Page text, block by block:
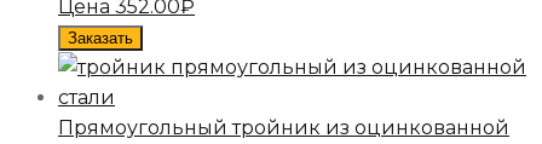
Цена 352.00₽
Заказать
Прямоугольный тройник из оцинкованной